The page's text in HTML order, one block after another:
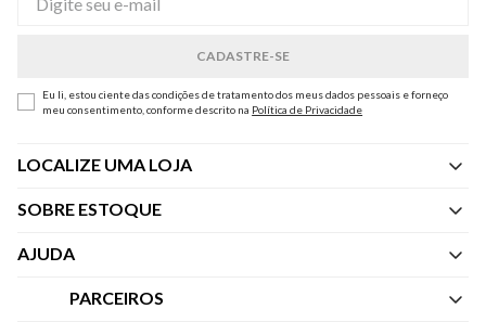
Eu li, estou ciente das condições de tratamento dos meus dados pessoais e forneço
meu consentimento, conforme descrito na Política de Privacidade
LOCALIZE UMA LOJA
SOBRE ESTOQUE
Quem Somos
AJUDA
Central de Atendimento
PARCEIROS